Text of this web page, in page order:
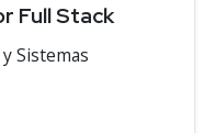
Full Stack
Sistemas